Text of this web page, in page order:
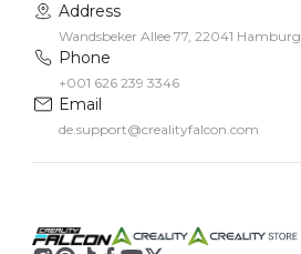
Address
Wandsbeker Allee 77, 22041 Hamburg
Phone
+001 626 239 3346
Email
de.support@crealityfalcon.com